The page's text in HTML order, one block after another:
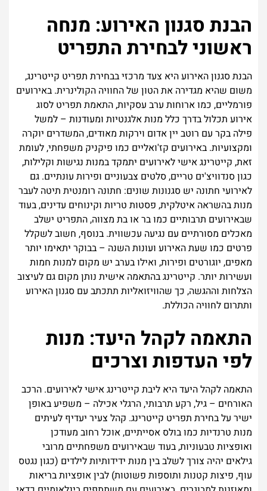
הבנת סגנון האירוע: מנחה
ראשוני לבחירת התפריט
הבנת סגנון האירוע היא צעד מרכזי בבחירת תפריט קייטרינג,
משום שהיא מגדירה את הטון של החוויה הקולינרית. באירועים
פורמליים, כמו ארוחות ערב עסקיות, התאמת תפריט לסוג
אירוע תכלול בדרך כלל מנות אלגנטיות ומעודנות – למשל
פילה בקר עם רוטב יין אדום וירקות מאודים, המשדרים יוקרה
ומקצועיות. באירועים קז'ואליים כמו פיקניק משפחתי, לעומת
זאת, קייטרינג אישי לאירועים יתמקד במנות נגישות וקלילות,
כגון סנדוויצ'ים טריים, סלטים צבעוניים ופירות עונתיים. גם
לאירועי חתונה יש סגנונות שונים: חתונה רומנטית תיטה לעבר
מנות בהשראה איטלקית, פסטות טריות וקינוחים עדינים, בעוד
שבאירועים תרבותיים כמו בר או בת מצווה, התפריט ישלב
מאכלים מסורתיים עם נגיעה עכשווית. בנוסף, חשוב לשקלל
פרטים כמו שעת האירוע ועונות השנה – בבוקר יתאימו יותר
מאפים, יוגורטים ופירות, ואילו בערב יש מקום למנות חמות
ועשירות יותר. קייטרינג בהתאמה אישית נותן מקום גם לעיצוב
הצלחות וההגשה, כך שהוויזואליות תתכתב עם סגנון האירוע
ותתרום לחוויה הכוללת.
התאמה לקהל היעד: מנות
לפי העדפות וצרכים
התאמה לקהל היעד היא ליבת קייטרינג אישי לאירועים. הרכב
האורחים – גיל, רקע תרבותי, הרגלי אכילה – משפיע באופן
ישיר על בחירת תפריט קייטרינג. קהל צעיר יעדיף לעיתים
מנות טרנדיות כמו בולס אסייתיים, אוכל רחוב מעודכן
ואופציות טבעוניות, בעוד שבאירועים משפחתיים מרובי
גילאים יהיה צורך לשלב בין מנות ידידותיות לילדים (כגון נגטס
עוף, פיצות קטנות ותוספות פשוטות) לבין אופציות בריאות